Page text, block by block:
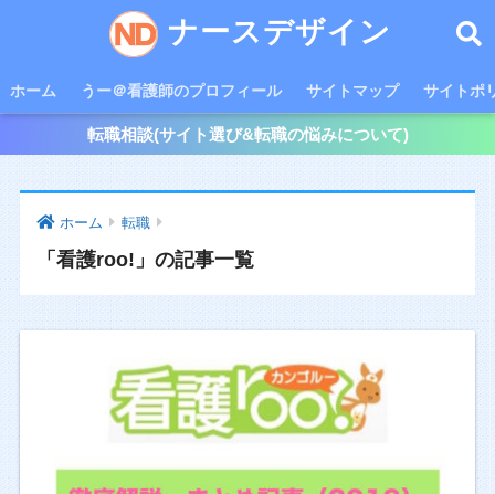
ナースデザイン
ホーム うー＠看護師のプロフィール サイトマップ サイトポ
転職相談(サイト選び&転職の悩みについて)
ホーム 転職
「看護roo!」の記事一覧